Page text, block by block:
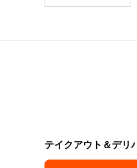
テイクアウト＆デリ